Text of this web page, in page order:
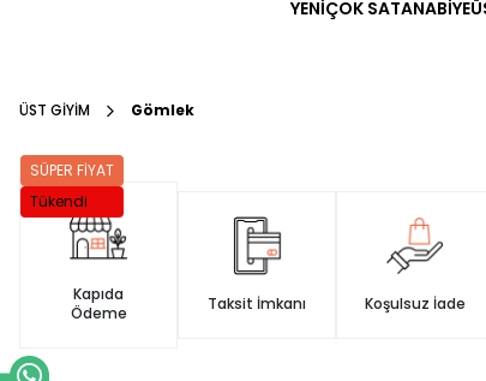
YENİÇOK SATANABİYE
ÜST GİYİM Gömlek
SÜPER FİYAT
Tükendi
Kapıda
Ödeme
Taksit İmkanı Koşulsuz İade